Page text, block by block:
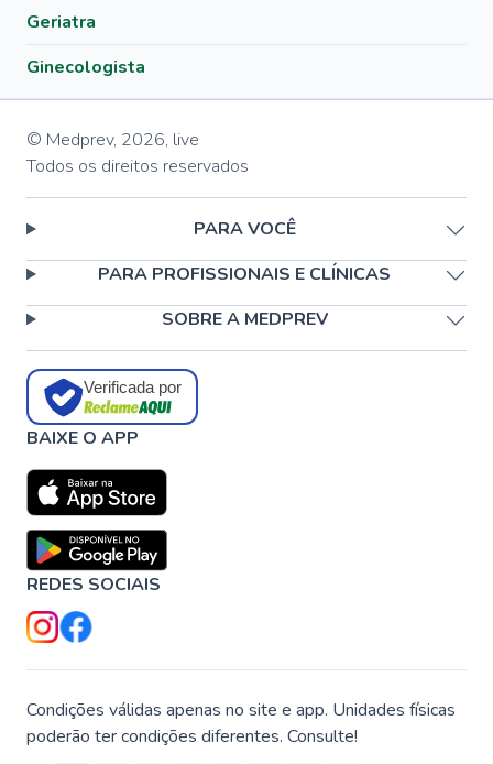
Geriatra
Ginecologista
© Medprev, 2026, live
Todos os direitos reservados
PARA VOCÊ
PARA PROFISSIONAIS E CLÍNICAS
SOBRE A MEDPREV
Verificada por
BAIXE O APP
REDES SOCIAIS
Condições válidas apenas no site e app. Unidades físicas
poderão ter condições diferentes. Consulte!